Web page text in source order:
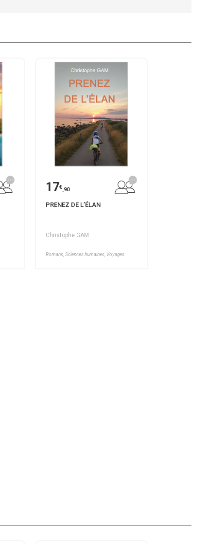
17€,90
PRENEZ DE L’ÉLAN
Christophe GAM
Romans, Sciences humaines, Voyages